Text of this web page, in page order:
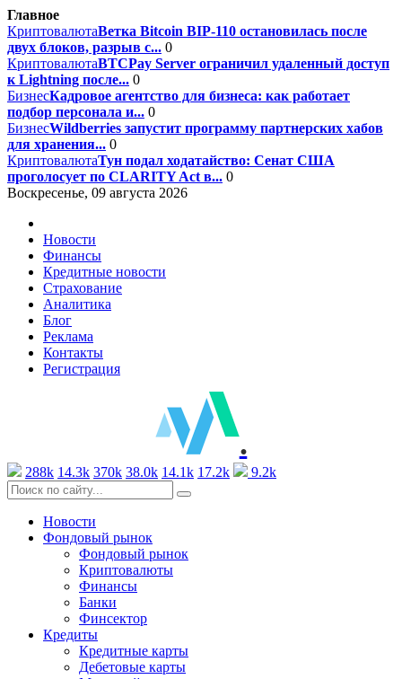
Главное
КриптовалютаВетка Bitcoin BIP-110 остановилась после
двух блоков, разрыв с... 0
КриптовалютаBTCPay Server ограничил удаленный доступ
к Lightning после... 0
БизнесКадровое агентство для бизнеса: как работает
подбор персонала и... 0
БизнесWildberries запустит программу партнерских хабов
для хранения... 0
КриптовалютаТун подал ходатайство: Сенат США
проголосует по CLARITY Act в... 0
Воскресенье, 09 августа 2026
Новости
Финансы
Кредитные новости
Страхование
Аналитика
Блог
Реклама
Контакты
Регистрация
.
288k 14.3k 370k 38.0k 14.1k 17.2k 9.2k
Новости
Фондовый рынок
Фондовый рынок
Криптовалюты
Финансы
Банки
Финсектор
Кредиты
Кредитные карты
Дебетовые карты